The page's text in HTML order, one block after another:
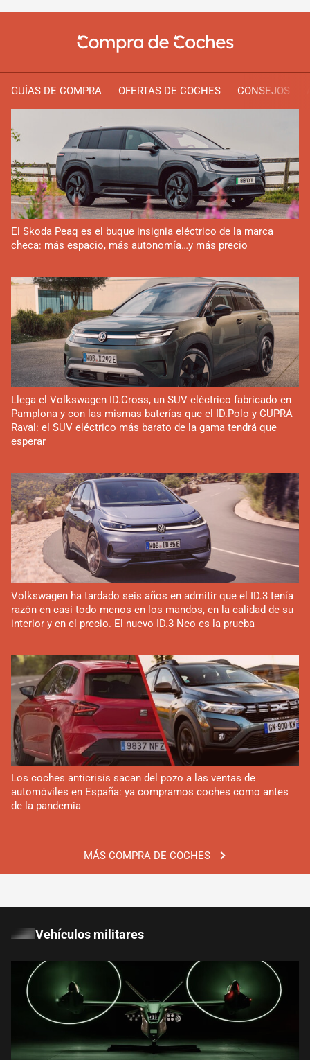
GUÍAS DE COMPRA OFERTAS DE COCHES CONSEJOS
MÁS COMPRA DE COCHES
El Skoda Peaq es el buque insignia eléctrico de la marca
checa: más espacio, más autonomía…y más precio
Llega el Volkswagen ID.Cross, un SUV eléctrico fabricado en
Pamplona y con las mismas baterías que el ID.Polo y CUPRA
Raval: el SUV eléctrico más barato de la gama tendrá que
esperar
Volkswagen ha tardado seis años en admitir que el ID.3 tenía
razón en casi todo menos en los mandos, en la calidad de su
interior y en el precio. El nuevo ID.3 Neo es la prueba
Los coches anticrisis sacan del pozo a las ventas de
automóviles en España: ya compramos coches como antes
de la pandemia
Vehículos militares